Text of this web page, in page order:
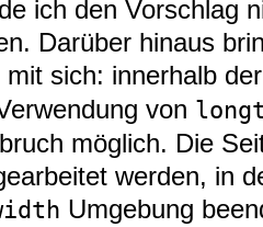
ich den Vorschlag
Darüber hinaus
mit sich: innerhalb
von
möglich. Die
werden, in
Umgebung